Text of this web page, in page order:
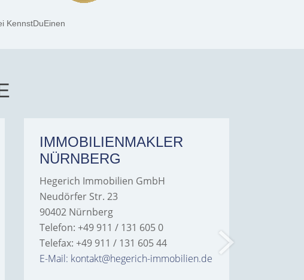
KennstDuEinen
IMMOBILIENMAKLER
NÜRNBERG
Hegerich Immobilien GmbH
Neudörfer Str. 23
90402 Nürnberg
Telefon: +49 911 / 131 605 0
Telefax: +49 911 / 131 605 44
E-Mail: kontakt@hegerich-immobilien.de